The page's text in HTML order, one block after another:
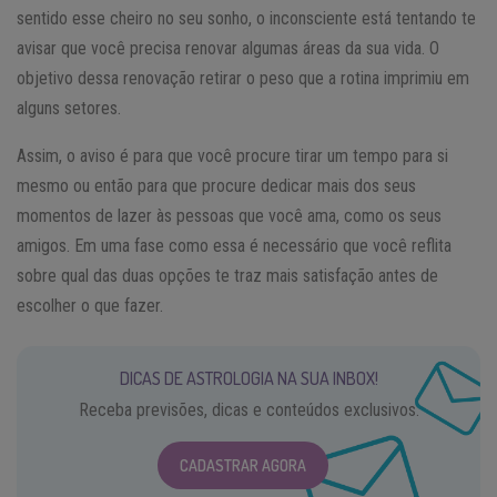
sentido esse cheiro no seu sonho, o inconsciente está tentando te
avisar que você precisa renovar algumas áreas da sua vida. O
objetivo dessa renovação retirar o peso que a rotina imprimiu em
alguns setores.
Assim, o aviso é para que você procure tirar um tempo para si
mesmo ou então para que procure dedicar mais dos seus
momentos de lazer às pessoas que você ama, como os seus
amigos. Em uma fase como essa é necessário que você reflita
sobre qual das duas opções te traz mais satisfação antes de
escolher o que fazer.
DICAS DE ASTROLOGIA NA SUA INBOX!
Receba previsões, dicas e conteúdos exclusivos.
CADASTRAR AGORA